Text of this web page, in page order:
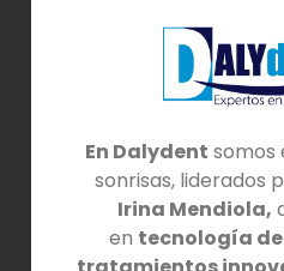
En Dalydent somos
sonrisas, liderados
Irina Mendiola,
en tecnología